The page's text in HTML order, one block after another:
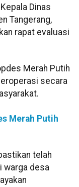
Dinas
Tangerang,
rapat evaluasi
Merah Putih
secara
Merah Putih
telah
warga desa